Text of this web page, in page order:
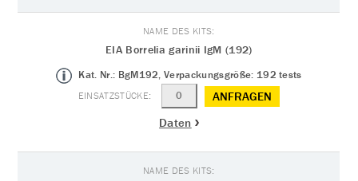
EIA Borrelia garinii IgM (192)
Kat. Nr.: BgM192, Verpackungsgröße: 192 tests
ANFRAGEN
Daten